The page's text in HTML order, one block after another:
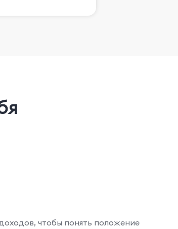
чтобы понять положение